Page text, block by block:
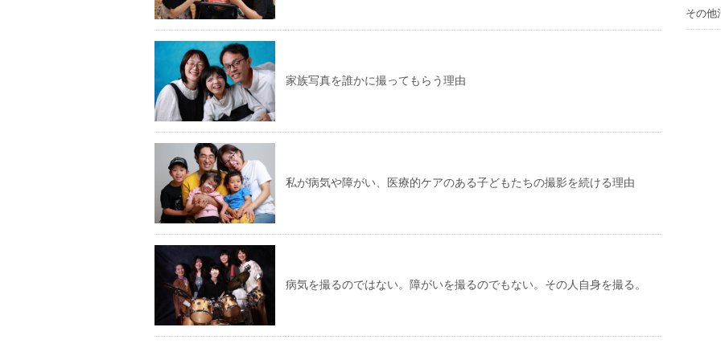
家族写真を誰かに撮ってもらう理由
私が病気や障がい、医療的ケアのある子どもたちの撮影を続ける理由
病気を撮るのではない。障がいを撮るのでもない。その人自身を撮る。
その他